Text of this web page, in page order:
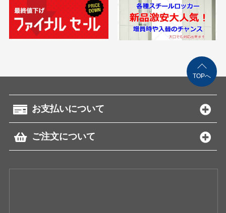
お支払いについて
ご注文について
TOPへ